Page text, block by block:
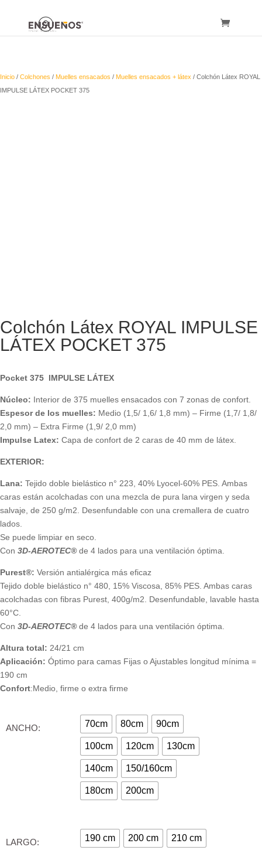
Inicio / Colchones / Muelles ensacados / Muelles ensacados + látex / Colchón Látex ROYAL
IMPULSE LÁTEX POCKET 375
Colchón Látex ROYAL IMPULSE
LÁTEX POCKET 375
Pocket 375 IMPULSE LÁTEX
Núcleo: Interior de 375 muelles ensacados con 7 zonas de confort.
Espesor de los muelles: Medio (1,5/ 1,6/ 1,8 mm) – Firme (1,7/ 1,8/
2,0 mm) – Extra Firme (1,9/ 2,0 mm)
Impulse Latex: Capa de confort de 2 caras de 40 mm de látex.
EXTERIOR:
Lana: Tejido doble bielástico n° 223, 40% Lyocel-60% PES. Ambas
caras están acolchadas con una mezcla de pura lana virgen y seda
salvaje, de 250 g/m2. Desenfundable con una cremallera de cuatro
lados.
Se puede limpiar en seco.
Con 3D-AEROTEC®de 4 lados para una ventilación óptima.
Purest®: Versión antialérgica más eficaz
Tejido doble bielástico n° 480, 15% Viscosa, 85% PES. Ambas caras
acolchadas con fibras Purest, 400g/m2. Desenfundable, lavable hasta
60°C.
Con 3D-AEROTEC®de 4 lados para una ventilación óptima.
Altura total: 24/21 cm
Aplicación: Óptimo para camas Fijas o Ajustables longitud mínima =
190 cm
Confort:Medio, firme o extra firme
ANCHO: 70cm 80cm 90cm
100cm 120cm 130cm
140cm 150/160cm
180cm 200cm
LARGO: 190 cm 200 cm 210 cm